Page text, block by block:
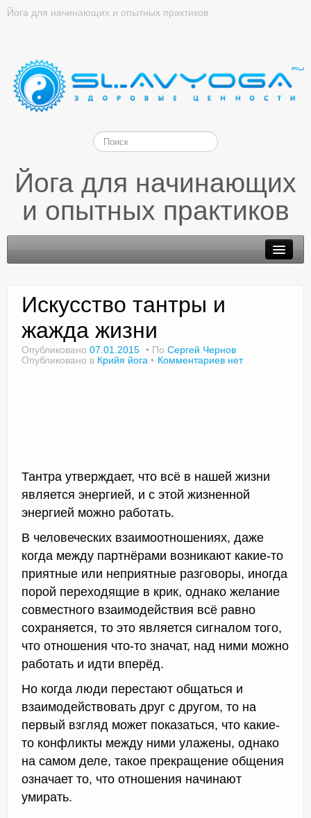
Йога для начинающих и опытных практиков
Йога для начинающих
и опытных практиков
Доктор Чернов
Триггерные точки
Контакты
Искусство тантры и
жажда жизни
Опубликовано 07.01.2015 По Сергей Чернов
Опубликовано в Крийя йога Комментариев нет
Тантра утверждает, что всё в нашей жизни
является энергией, и с этой жизненной
энергией можно работать.
В человеческих взаимоотношениях, даже
когда между партнёрами возникают какие-то
приятные или неприятные разговоры, иногда
порой переходящие в крик, однако желание
совместного взаимодействия всё равно
сохраняется, то это является сигналом того,
что отношения что-то значат, над ними можно
работать и идти вперёд.
Но когда люди перестают общаться и
взаимодействовать друг с другом, то на
первый взгляд может показаться, что какие-
то конфликты между ними улажены, однако
на самом деле, такое прекращение общения
означает то, что отношения начинают
умирать.